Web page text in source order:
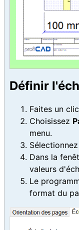
Définir
Faites un
Choisissez
menu.
Sélectionnez
Dans la
valeurs
Le
format du